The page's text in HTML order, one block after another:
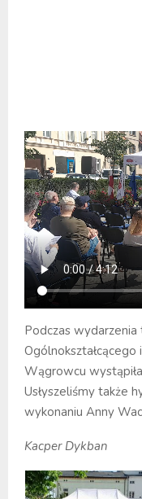
Podczas wydarzenia
Wągrowcu
Usłyszeliśmy także
wykonaniu Anny
Kacper Dykban